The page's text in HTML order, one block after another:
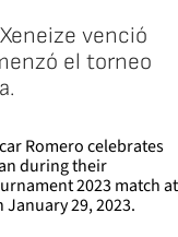
venció
el torneo